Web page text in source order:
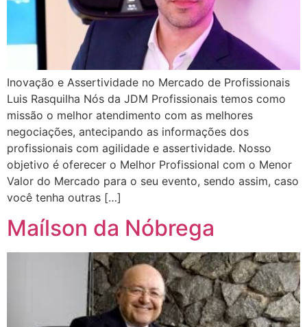
Inovação e Assertividade no Mercado de Profissionais
Luis Rasquilha Nós da JDM Profissionais temos como
missão o melhor atendimento com as melhores
negociações, antecipando as informações dos
profissionais com agilidade e assertividade. Nosso
objetivo é oferecer o Melhor Profissional com o Menor
Valor do Mercado para o seu evento, sendo assim, caso
você tenha outras […]
Maílson da Nóbrega